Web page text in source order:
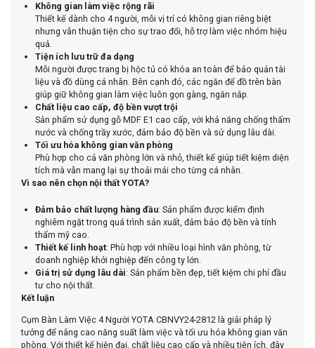
Không gian làm việc rộng rãi
Thiết kế dành cho 4 người, mỗi vị trí có không gian riêng biệt
nhưng vẫn thuận tiện cho sự trao đổi, hỗ trợ làm việc nhóm hiệu
quả.
Tiện ích lưu trữ đa dạng
Mỗi người được trang bị hộc tủ có khóa an toàn để bảo quản tài
liệu và đồ dùng cá nhân. Bên cạnh đó, các ngăn để đồ trên bàn
giúp giữ không gian làm việc luôn gọn gàng, ngăn nắp.
Chất liệu cao cấp, độ bền vượt trội
Sản phẩm sử dụng gỗ MDF E1 cao cấp, với khả năng chống thấm
nước và chống trầy xước, đảm bảo độ bền và sử dụng lâu dài.
Tối ưu hóa không gian văn phòng
Phù hợp cho cả văn phòng lớn và nhỏ, thiết kế giúp tiết kiệm diện
tích mà vẫn mang lại sự thoải mái cho từng cá nhân.
Vì sao nên chọn nội thất YOTA?
Đảm bảo chất lượng hàng đầu: Sản phẩm được kiểm định
nghiêm ngặt trong quá trình sản xuất, đảm bảo độ bền và tính
thẩm mỹ cao.
Thiết kế linh hoạt: Phù hợp với nhiều loại hình văn phòng, từ
doanh nghiệp khởi nghiệp đến công ty lớn.
Giá trị sử dụng lâu dài: Sản phẩm bền đẹp, tiết kiệm chi phí đầu
tư cho nội thất.
Kết luận
Cụm Bàn Làm Việc 4 Người YOTA CBNVY24-2812 là giải pháp lý
tưởng để nâng cao năng suất làm việc và tối ưu hóa không gian văn
phòng. Với thiết kế hiện đại, chất liệu cao cấp và nhiều tiện ích, đây